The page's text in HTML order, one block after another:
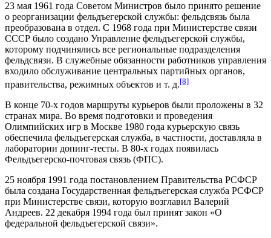
23 мая 1961 года Советом Министров было принято решение
о реорганизации фельдъегерской службы: фельдсвязь была
преобразована в отдел. С 1968 года при Министерстве связи
СССР было создано Управление фельдъегерской службы,
которому подчинялись все региональные подразделения
фельдсвязи. В служебные обязанности работников управления
входило обслуживание центральных партийных органов,
правительства, режимных объектов и т. д.[8]
В конце 70-х годов маршруты курьеров были проложены в 32
странах мира. Во время подготовки и проведения
Олимпийских игр в Москве 1980 года курьерскую связь
обеспечила фельдъегерская служба, в частности, доставляла в
лаборатории допинг-тесты. В 80-х годах появилась
Фельдъегерско-почтовая связь (ФПС).
25 ноября 1991 года постановлением Правительства РСФСР
была создана Государственная фельдъегерская служба РСФСР
при Министерстве связи, которую возглавил Валерий
Андреев. 22 декабря 1994 года был принят закон «О
федеральной фельдъегерской связи».